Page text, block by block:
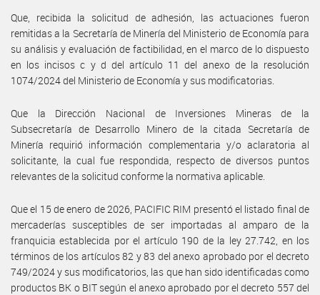
Que, recibida la solicitud de adhesión, las actuaciones fueron
remitidas a la Secretaría de Minería del Ministerio de Economía para
su análisis y evaluación de factibilidad, en el marco de lo dispuesto
en los incisos c y d del artículo 11 del anexo de la resolución
1074/2024 del Ministerio de Economía y sus modificatorias.
Que la Dirección Nacional de Inversiones Mineras de la
Subsecretaría de Desarrollo Minero de la citada Secretaría de
Minería requirió información complementaria y/o aclaratoria al
solicitante, la cual fue respondida, respecto de diversos puntos
relevantes de la solicitud conforme la normativa aplicable.
Que el 15 de enero de 2026, PACIFIC RIM presentó el listado final de
mercaderías susceptibles de ser importadas al amparo de la
franquicia establecida por el artículo 190 de la ley 27.742, en los
términos de los artículos 82 y 83 del anexo aprobado por el decreto
749/2024 y sus modificatorios, las que han sido identificadas como
productos BK o BIT según el anexo aprobado por el decreto 557 del